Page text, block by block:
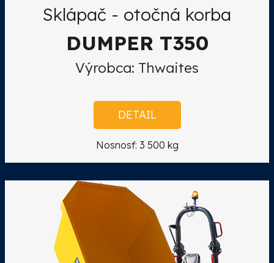
Sklápač - otočná korba
DUMPER T350
Výrobca: Thwaites
DETAIL
Nosnosť: 3 500 kg